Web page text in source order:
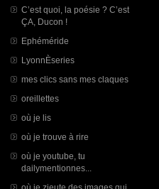
C’est quoi, la poésie ? C’est
ÇA, Ducon !
Ephéméride
LyonnÈseries
mes clics sans mes claques
oreillettes
où je lis
où je trouve à rire
où je youtube, tu
dailymentionnes...